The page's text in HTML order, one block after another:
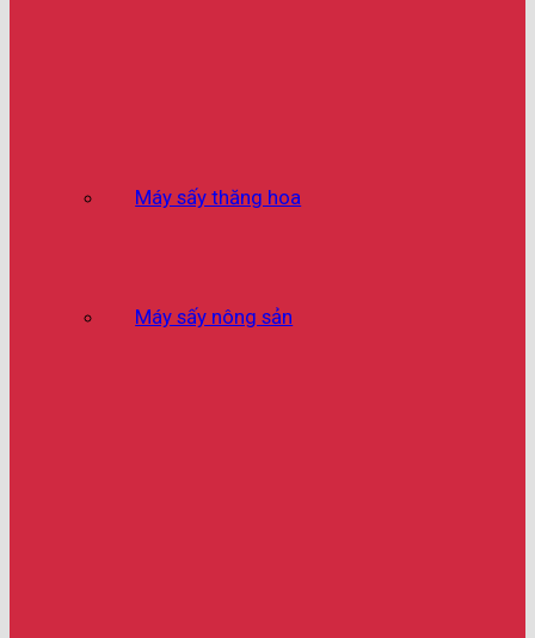
Máy sấy thăng hoa
Máy sấy nông sản